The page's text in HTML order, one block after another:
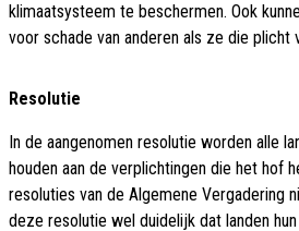
klimaatsysteem te beschermen. Ook
voor schade van anderen als ze die plicht
Resolutie
In de aangenomen resolutie worden alle
houden aan de verplichtingen die het hof
resoluties van de Algemene Vergadering
deze resolutie wel duidelijk dat landen